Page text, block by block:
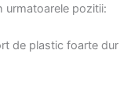
urmatoarele pozitii:
de plastic foarte dur